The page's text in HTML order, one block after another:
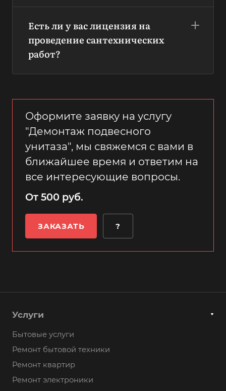
Есть ли у вас лицензия на
проведение сантехнических
работ?
Оформите заявку на услугу
"Демонтаж подвесного
унитаза", мы свяжемся с вами в
ближайшее время и ответим на
все интересующие вопросы.
От 500 руб.
ЗАКАЗАТЬ ?
Услуги
Бытовые услуги
Ремонт бытовой техники
Ремонт квартир
Ремонт электроники